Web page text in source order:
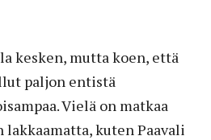
kesken, mutta koen, että
paljon entistä
Vielä on matkaa
kuten Paavali